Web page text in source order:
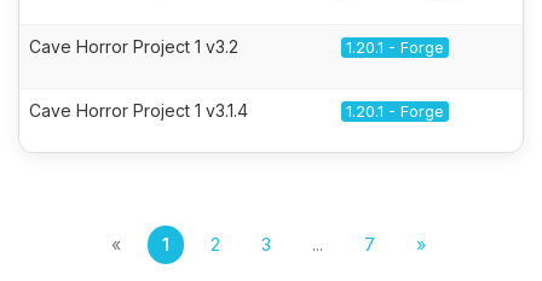
Cave Horror Project 1 v3.2 1.20.1 - Forge
Cave Horror Project 1 v3.1.4 1.20.1 - Forge
« 1 2 3 ... 7 »